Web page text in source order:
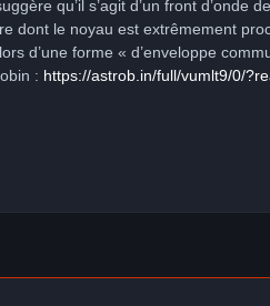
qu’il s’agit d’un front
dont le noyau est extrêmement
d’une forme « d’enveloppe
: https://astrob.in/full/vumlt9/0/